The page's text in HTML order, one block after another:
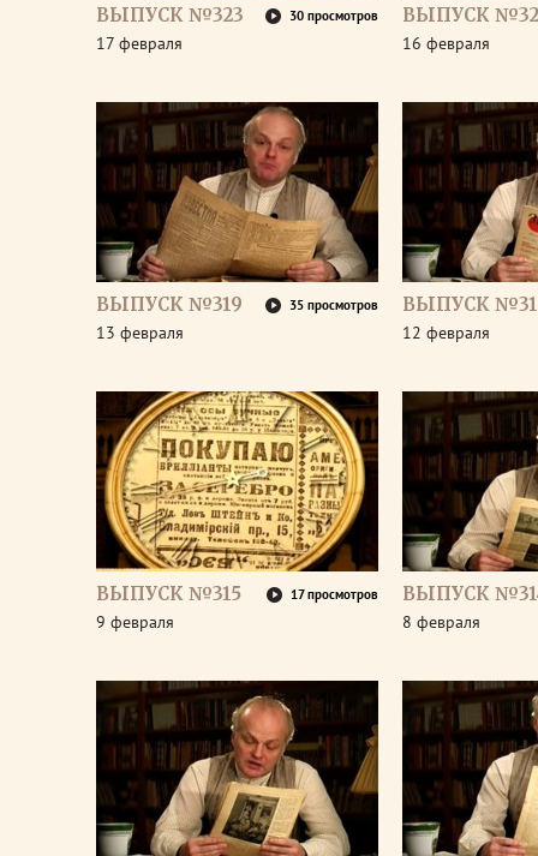
ВЫПУСК №323 30 просмотров
17 февраля
ВЫПУСК
16 февраля
ВЫПУСК №319 35 просмотров
13 февраля
ВЫПУСК
12 февраля
ВЫПУСК №315 17 просмотров
9 февраля
ВЫПУСК
8 февраля